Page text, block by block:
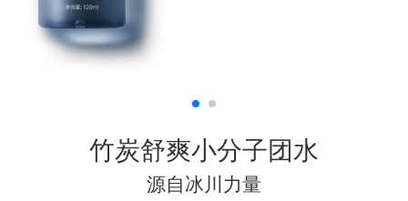
竹炭舒爽小分子团水
源自冰川力量